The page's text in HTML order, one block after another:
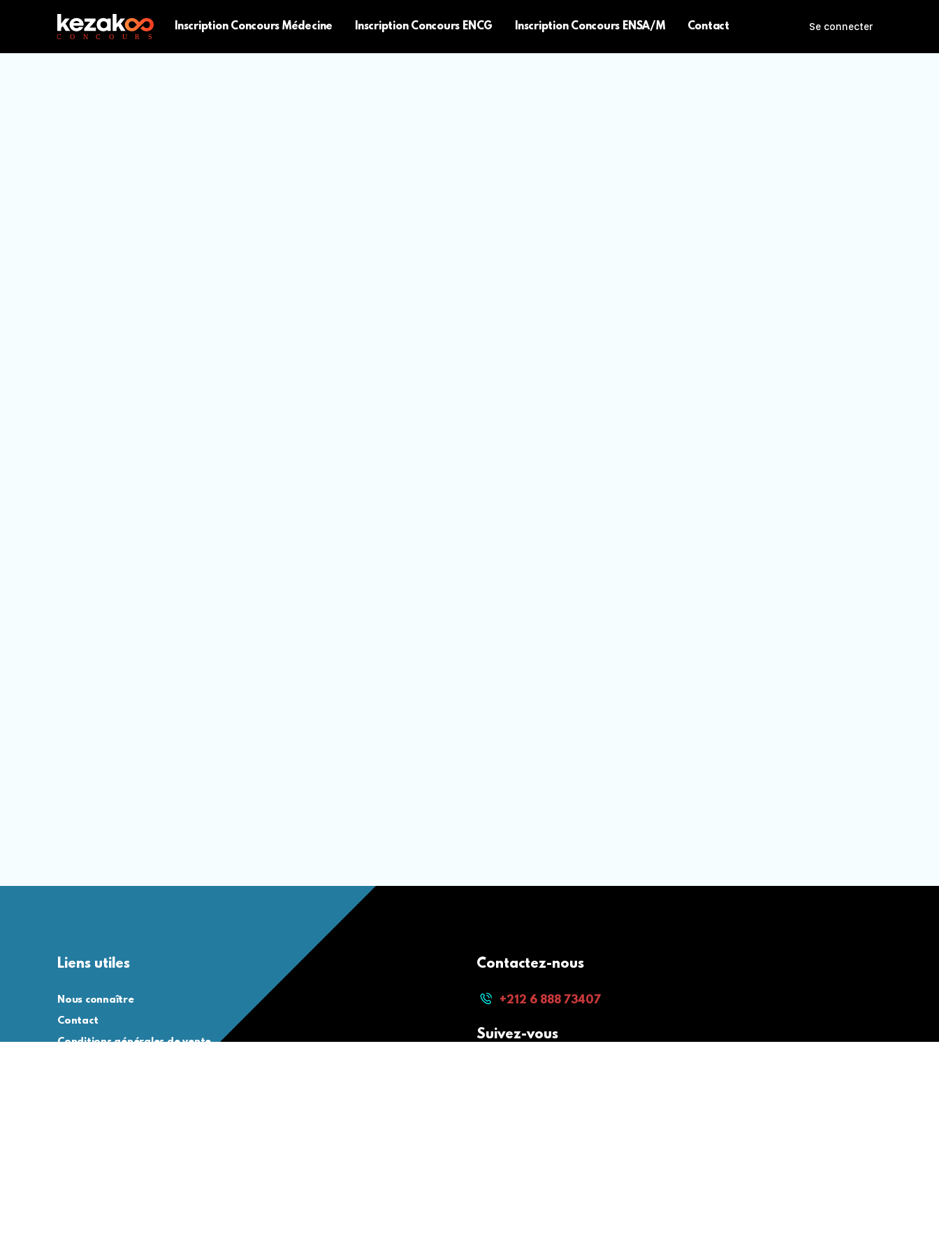
Inscription Concours Médecine Inscription Concours ENCG Inscription Concours ENSA/M Contact Se connecter
Liens utiles
Nous connaître
Contact
Conditions générales de vente
Contactez-nous
+212 6 888 73407
Suivez-vous